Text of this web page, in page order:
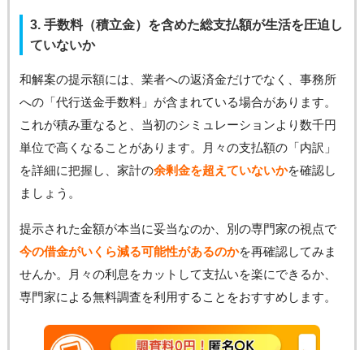
3. 手数料（積立金）を含めた総支払額が生活を圧迫し
ていないか
和解案の提示額には、業者への返済金だけでなく、事務所
への「代行送金手数料」が含まれている場合があります。
これが積み重なると、当初のシミュレーションより数千円
単位で高くなることがあります。月々の支払額の「内訳」
を詳細に把握し、家計の余剰金を超えていないかを確認し
ましょう。
提示された金額が本当に妥当なのか、別の専門家の視点で
今の借金がいくら減る可能性があるのかを再確認してみま
せんか。月々の利息をカットして支払いを楽にできるか、
専門家による無料調査を利用することをおすすめします。